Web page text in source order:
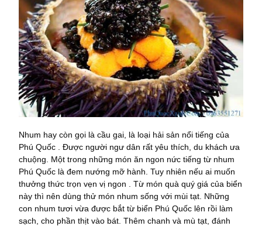
Nhum hay còn gọi là cầu gai, là loại hải sản nổi tiếng của
Phú Quốc . Được người ngư dân rất yêu thích, du khách ưa
chuộng. Một trong những món ăn ngon nức tiếng từ nhum
Phú Quốc là đem nướng mỡ hành. Tuy nhiên nếu ai muốn
thưởng thức trọn vẹn vị ngon . Từ món quà quý giá của biển
này thì nên dùng thử món nhum sống với mùi tạt. Những
con nhum tươi vừa được bắt từ biển Phú Quốc lên rồi làm
sạch, cho phần thịt vào bát. Thêm chanh và mù tạt, đánh